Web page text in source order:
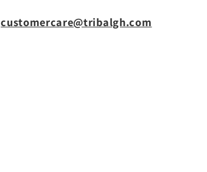
customercare@tribalgh.com